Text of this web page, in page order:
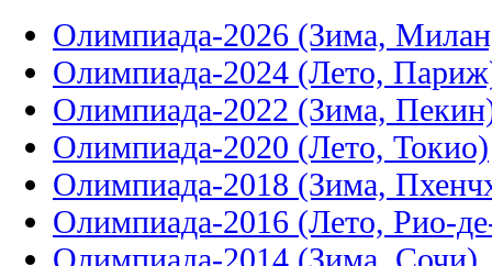
Олимпиада-2026 (Зима,
Олимпиада-2024 (Лето,
Олимпиада-2022 (Зима,
Олимпиада-2020 (Лето, Токио)
Олимпиада-2018 (Зима,
Олимпиада-2016 (Лето, Рио-